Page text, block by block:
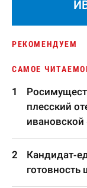
РЕКОМЕНДУЕМ
САМОЕ
плесский
Кандидат-
готовность